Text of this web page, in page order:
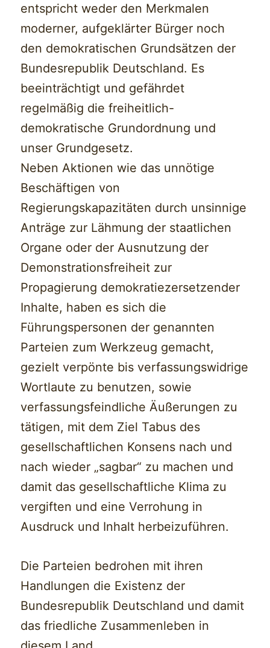
entspricht weder den Merkmalen
moderner, aufgeklärter Bürger noch
den demokratischen Grundsätzen der
Bundesrepublik Deutschland. Es
beeinträchtigt und gefährdet
regelmäßig die freiheitlich-
demokratische Grundordnung und
unser Grundgesetz.
Neben Aktionen wie das unnötige
Beschäftigen von
Regierungskapazitäten durch unsinnige
Anträge zur Lähmung der staatlichen
Organe oder der Ausnutzung der
Demonstrationsfreiheit zur
Propagierung demokratiezersetzender
Inhalte, haben es sich die
Führungspersonen der genannten
Parteien zum Werkzeug gemacht,
gezielt verpönte bis verfassungswidrige
Wortlaute zu benutzen, sowie
verfassungsfeindliche Äußerungen zu
tätigen, mit dem Ziel Tabus des
gesellschaftlichen Konsens nach und
nach wieder „sagbar“ zu machen und
damit das gesellschaftliche Klima zu
vergiften und eine Verrohung in
Ausdruck und Inhalt herbeizuführen.
Die Parteien bedrohen mit ihren
Handlungen die Existenz der
Bundesrepublik Deutschland und damit
das friedliche Zusammenleben in